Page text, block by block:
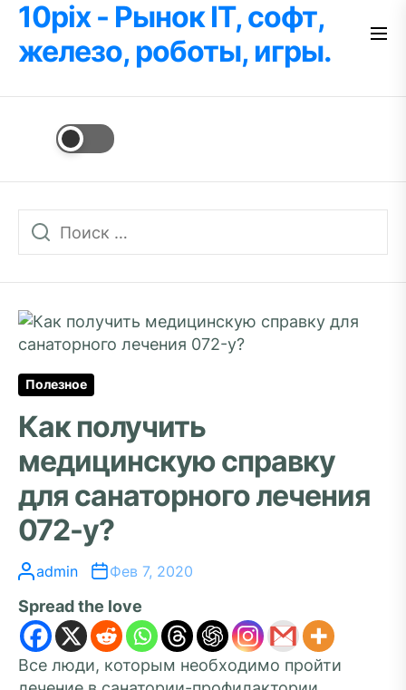
Перейти
содержимому
10pix - Рынок IT, софт,
железо, роботы, игры.
Полезное
Как получить
медицинскую справку
для санаторного лечения
072-у?
admin Фев 7, 2020
Spread the love
Все люди, которым необходимо пройти